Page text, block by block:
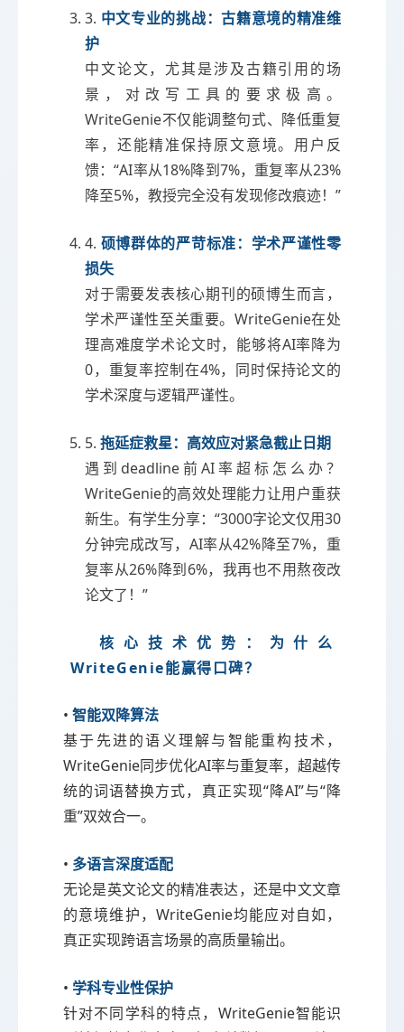
3. 中文专业的挑战：古籍意境的精准维
护
中文论文，尤其是涉及古籍引用的场
景，对改写工具的要求极高。
WriteGenie不仅能调整句式、降低重复
率，还能精准保持原文意境。用户反
馈：“AI率从18%降到7%，重复率从23%
降至5%，教授完全没有发现修改痕迹！”
4. 硕博群体的严苛标准：学术严谨性零
损失
对于需要发表核心期刊的硕博生而言，
学术严谨性至关重要。WriteGenie在处
理高难度学术论文时，能够将AI率降为
0，重复率控制在4%，同时保持论文的
学术深度与逻辑严谨性。
5. 拖延症救星：高效应对紧急截止日期
遇到deadline前AI率超标怎么办？
WriteGenie的高效处理能力让用户重获
新生。有学生分享：“3000字论文仅用30
分钟完成改写，AI率从42%降至7%，重
复率从26%降到6%，我再也不用熬夜改
论文了！”
核心技术优势：为什么
WriteGenie能赢得口碑？
• 智能双降算法
基于先进的语义理解与智能重构技术，
WriteGenie同步优化AI率与重复率，超越传
统的词语替换方式，真正实现“降AI”与“降
重”双效合一。
• 多语言深度适配
无论是英文论文的精准表达，还是中文文章
的意境维护，WriteGenie均能应对自如，
真正实现跨语言场景的高质量输出。
• 学科专业性保护
针对不同学科的特点，WriteGenie智能识